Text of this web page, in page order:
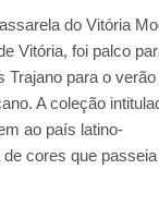
do Vitória
Vitória, foi palco
Trajano para o verão
A coleção
ao país latino-
cores que passeia